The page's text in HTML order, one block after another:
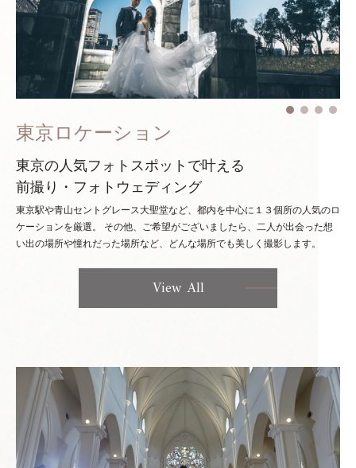
東京ロケーション
東京の人気フォトスポットで叶える
前撮り・フォトウェディング
東京駅や青山セントグレース大聖堂など、都内を中心に１３個所の人気のロ
ケーションを厳選。 その他、ご希望がございましたら、二人が出会った想
い出の場所や憧れだった場所など、どんな場所でも美しく撮影します。
View All